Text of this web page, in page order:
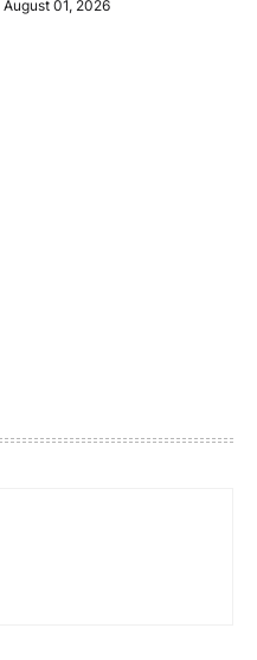
August 01, 2026